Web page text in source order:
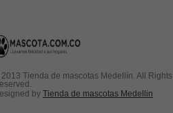
Tienda de mascotas Medellín. All Rights
by Tienda de mascotas Medellin